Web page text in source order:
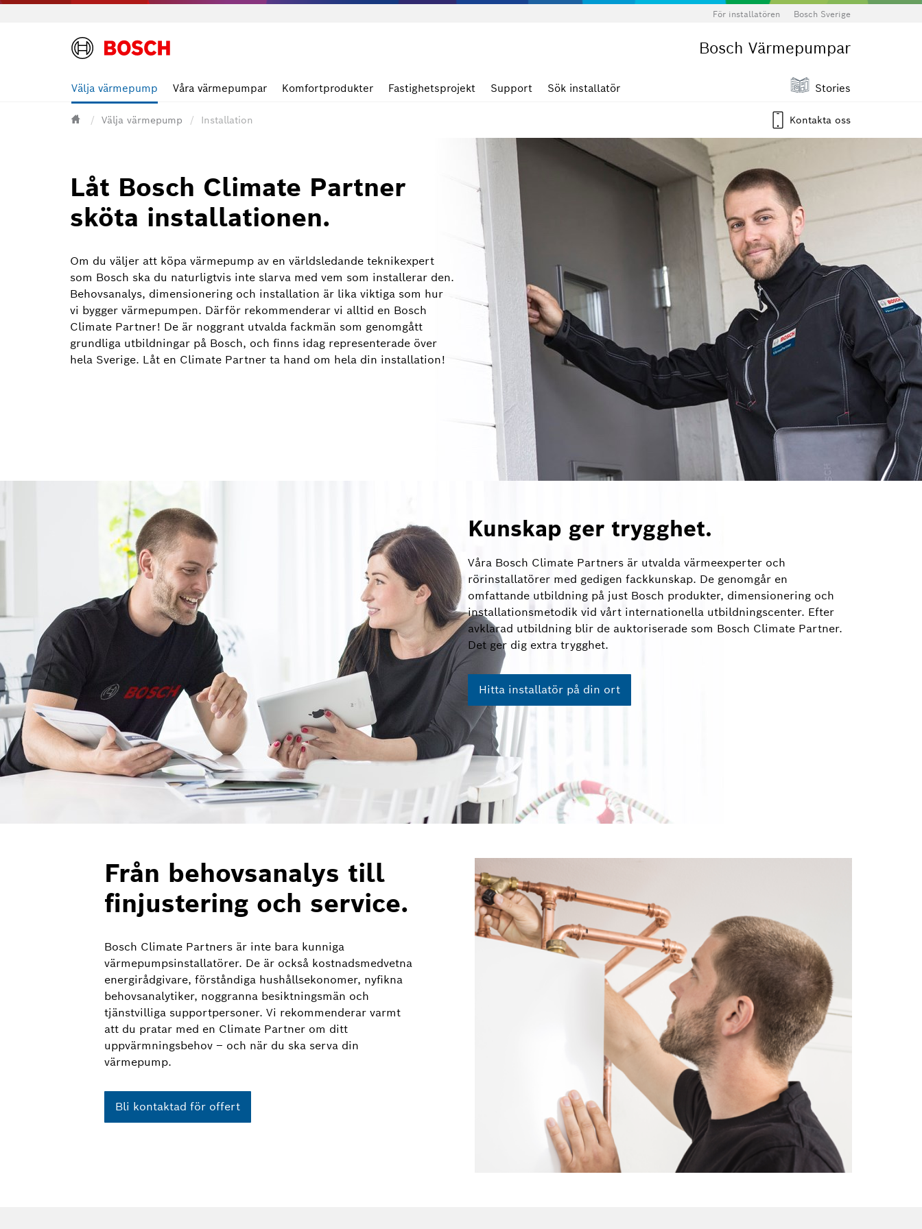
Bosch Sverige
För installatören
Bosch Värmepumpar
Välja värmepump Våra värmepumpar Komfortprodukter Fastighetsprojekt Support Sök installatör Stories
Välja värmepump Installation Kontakta oss
Låt Bosch Climate Partner
sköta installationen.
Om du väljer att köpa värmepump av en världsledande teknikexpert
som Bosch ska du naturligtvis inte slarva med vem som installerar den.
Behovsanalys, dimensionering och installation är lika viktiga som hur
vi bygger värmepumpen. Därför rekommenderar vi alltid en Bosch
Climate Partner! De är noggrant utvalda fackmän som genomgått
grundliga utbildningar på Bosch, och finns idag representerade över
hela Sverige. Låt en Climate Partner ta hand om hela din installation!
Kunskap ger trygghet.
Våra Bosch Climate Partners är utvalda värmeexperter och
rörinstallatörer med gedigen fackkunskap. De genomgår en
omfattande utbildning på just Bosch produkter, dimensionering och
installationsmetodik vid vårt internationella utbildningscenter. Efter
avklarad utbildning blir de auktoriserade som Bosch Climate Partner.
Det ger dig extra trygghet.
Hitta installatör på din ort
Från behovsanalys till
finjustering och service.
Bosch Climate Partners är inte bara kunniga
värmepumpsinstallatörer. De är också kostnadsmedvetna
energirådgivare, förståndiga hushållsekonomer, nyfikna
behovsanalytiker, noggranna besiktningsmän och
tjänstvilliga supportpersoner. Vi rekommenderar varmt
att du pratar med en Climate Partner om ditt
uppvärmningsbehov – och när du ska serva din
värmepump.
Bli kontaktad för offert